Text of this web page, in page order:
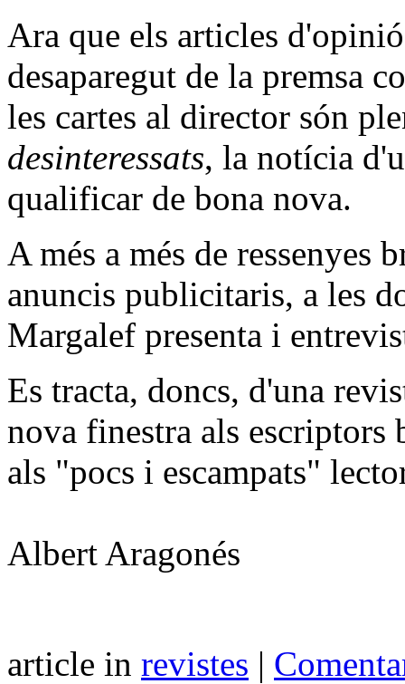
Ara que els articles
desaparegut de la premsa
les cartes al director són
desinteressats, la notícia
qualificar de bona nova.
A més a més de ressenyes
anuncis publicitaris, a les
Margalef presenta i
Es tracta, doncs, d'una
nova finestra als escriptors
als "pocs i escampats"
Albert Aragonés
article in revistes |